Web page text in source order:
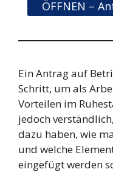
ÖFFNEN –
Ein Antrag auf
Schritt, um als
Vorteilen im
jedoch
dazu haben, wie
und welche
eingefügt werden